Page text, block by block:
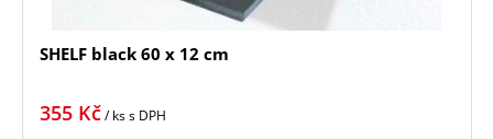
SHELF black 60 x 12 cm
355 Kč/ kss DPH